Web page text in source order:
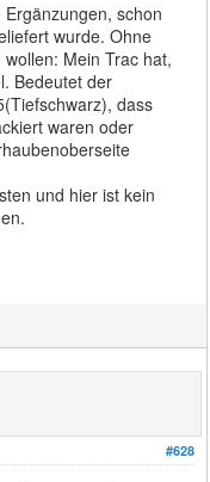
schon
wurde. Ohne
Mein Trac hat,
Bedeutet der
dass
waren oder
und hier ist kein
#628